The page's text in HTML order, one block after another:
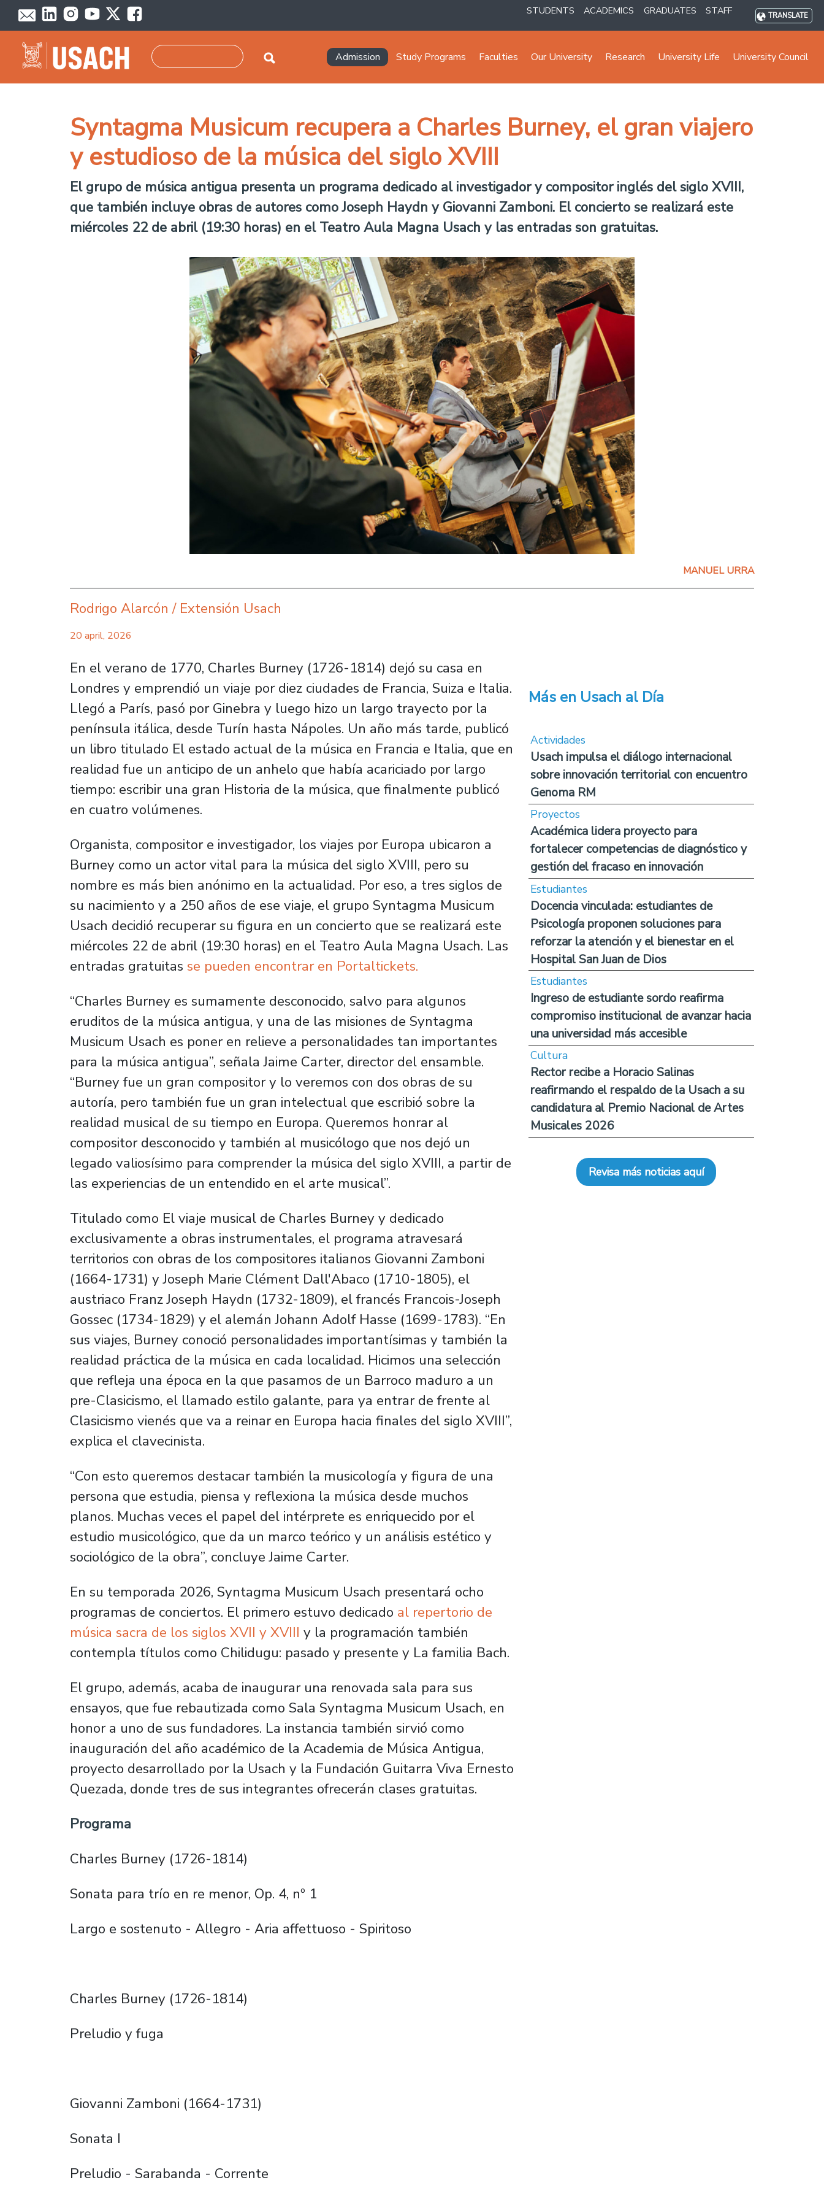
Skip to main content STUDENTS ACADEMICS GRADUATES STAFF TRANSLATE
Navegación principal
Admission Study Programs Faculties Our University Research University Life University Council
Syntagma Musicum recupera a Charles Burney, el gran viajero
y estudioso de la música del siglo XVIII
El grupo de música antigua presenta un programa dedicado al investigador y compositor inglés del siglo XVIII,
que también incluye obras de autores como Joseph Haydn y Giovanni Zamboni. El concierto se realizará este
miércoles 22 de abril (19:30 horas) en el Teatro Aula Magna Usach y las entradas son gratuitas.
MANUEL URRA
Rodrigo Alarcón / Extensión Usach
20 april, 2026
En el verano de 1770, Charles Burney (1726-1814) dejó su casa en
Londres y emprendió un viaje por diez ciudades de Francia, Suiza e Italia.
Llegó a París, pasó por Ginebra y luego hizo un largo trayecto por la
península itálica, desde Turín hasta Nápoles. Un año más tarde, publicó
un libro titulado El estado actual de la música en Francia e Italia, que en
realidad fue un anticipo de un anhelo que había acariciado por largo
tiempo: escribir una gran Historia de la música, que finalmente publicó
en cuatro volúmenes.
Organista, compositor e investigador, los viajes por Europa ubicaron a
Burney como un actor vital para la música del siglo XVIII, pero su
nombre es más bien anónimo en la actualidad. Por eso, a tres siglos de
su nacimiento y a 250 años de ese viaje, el grupo Syntagma Musicum
Usach decidió recuperar su figura en un concierto que se realizará este
miércoles 22 de abril (19:30 horas) en el Teatro Aula Magna Usach. Las
entradas gratuitas se pueden encontrar en Portaltickets.
“Charles Burney es sumamente desconocido, salvo para algunos
eruditos de la música antigua, y una de las misiones de Syntagma
Musicum Usach es poner en relieve a personalidades tan importantes
para la música antigua”, señala Jaime Carter, director del ensamble.
“Burney fue un gran compositor y lo veremos con dos obras de su
autoría, pero también fue un gran intelectual que escribió sobre la
realidad musical de su tiempo en Europa. Queremos honrar al
compositor desconocido y también al musicólogo que nos dejó un
legado valiosísimo para comprender la música del siglo XVIII, a partir de
las experiencias de un entendido en el arte musical”.
Titulado como El viaje musical de Charles Burneyy dedicado
exclusivamente a obras instrumentales, el programa atravesará
territorios con obras de los compositores italianos Giovanni Zamboni
(1664-1731) y Joseph Marie Clément Dall'Abaco (1710-1805), el
austriaco Franz Joseph Haydn (1732-1809), el francés Francois-Joseph
Gossec (1734-1829) y el alemán Johann Adolf Hasse (1699-1783). “En
sus viajes, Burney conoció personalidades importantísimas y también la
realidad práctica de la música en cada localidad. Hicimos una selección
que refleja una época en la que pasamos de un Barroco maduro a un
pre-Clasicismo, el llamado estilo galante, para ya entrar de frente al
Clasicismo vienés que va a reinar en Europa hacia finales del siglo XVIII”,
explica el clavecinista.
“Con esto queremos destacar también la musicología y figura de una
persona que estudia, piensa y reflexiona la música desde muchos
planos. Muchas veces el papel del intérprete es enriquecido por el
estudio musicológico, que da un marco teórico y un análisis estético y
sociológico de la obra”, concluye Jaime Carter.
En su temporada 2026, Syntagma Musicum Usach presentará ocho
programas de conciertos. El primero estuvo dedicado al repertorio de
música sacra de los siglos XVII y XVIII y la programación también
contempla títulos como Chilidugu: pasado y presente y La familia Bach.
El grupo, además, acaba de inaugurar una renovada sala para sus
ensayos, que fue rebautizada como Sala Syntagma Musicum Usach, en
honor a uno de sus fundadores. La instancia también sirvió como
inauguración del año académico de la Academia de Música Antigua,
proyecto desarrollado por la Usach y la Fundación Guitarra Viva Ernesto
Quezada, donde tres de sus integrantes ofrecerán clases gratuitas.
Programa
Charles Burney (1726-1814)
Sonata para trío en re menor, Op. 4, nº 1
Largo e sostenuto - Allegro - Aria affettuoso - Spiritoso
Charles Burney (1726-1814)
Preludio y fuga
Giovanni Zamboni (1664-1731)
Sonata I
Preludio - Sarabanda - Corrente
Más en Usach al Día
Actividades
Usach impulsa el diálogo internacional
sobre innovación territorial con encuentro
Genoma RM
Proyectos
Académica lidera proyecto para
fortalecer competencias de diagnóstico y
gestión del fracaso en innovación
Estudiantes
Docencia vinculada: estudiantes de
Psicología proponen soluciones para
reforzar la atención y el bienestar en el
Hospital San Juan de Dios
Estudiantes
Ingreso de estudiante sordo reafirma
compromiso institucional de avanzar hacia
una universidad más accesible
Cultura
Rector recibe a Horacio Salinas
reafirmando el respaldo de la Usach a su
candidatura al Premio Nacional de Artes
Musicales 2026
Revisa más noticias aquí